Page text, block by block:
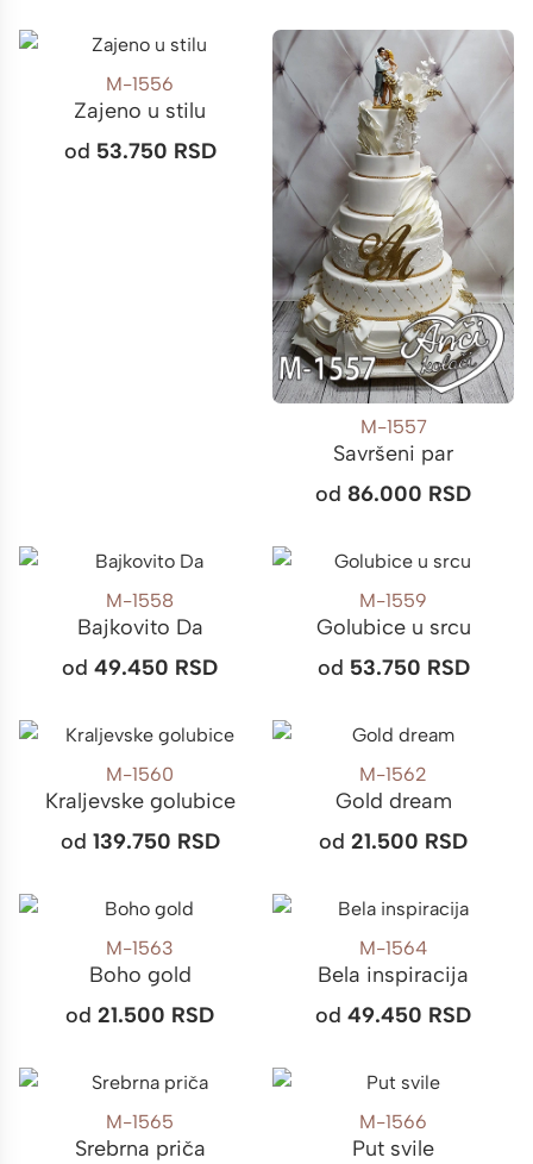
M-1556
Zajeno u stilu
od 53.750 RSD
M-1557
Savršeni par
od 86.000 RSD
M-1558
Bajkovito Da
od 49.450 RSD
M-1559
Golubice u srcu
od 53.750 RSD
M-1560
Kraljevske golubice
od 139.750 RSD
M-1562
Gold dream
od 21.500 RSD
M-1563
Boho gold
od 21.500 RSD
M-1564
Bela inspiracija
od 49.450 RSD
M-1565
Srebrna priča
M-1566
Put svile